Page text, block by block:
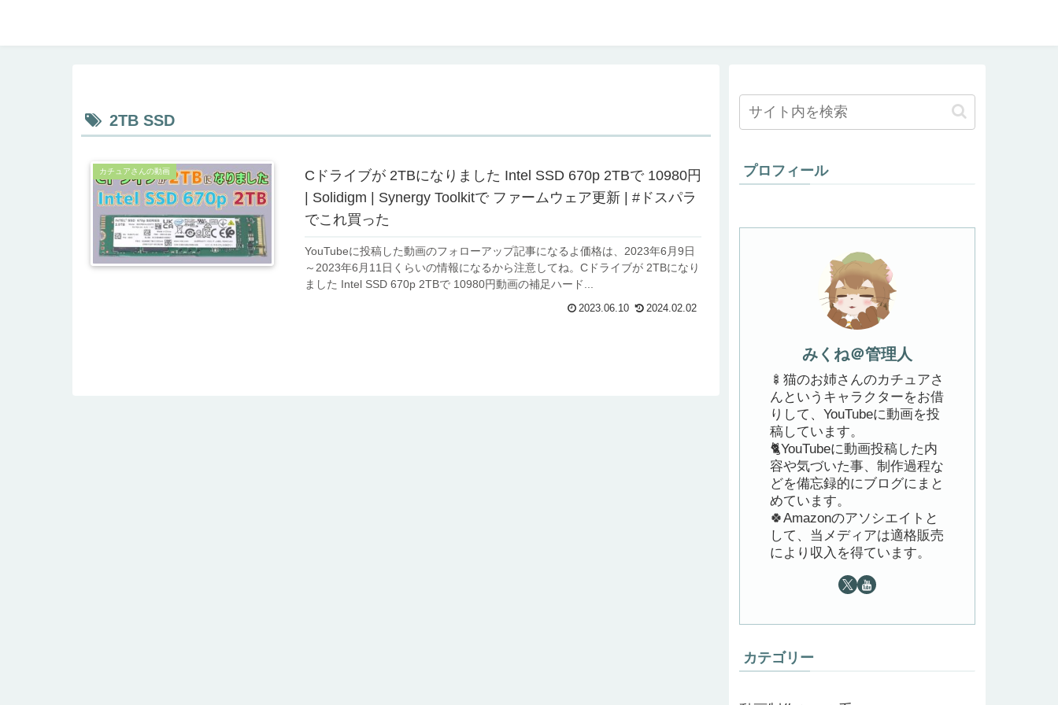
2TB SSD
カチュアさんの動画
Cドライブが 2TBになりました Intel SSD 670p 2TBで 10980円
| Solidigm | Synergy Toolkitで ファームウェア更新 | #ドスパラ
でこれ買った
YouTubeに投稿した動画のフォローアップ記事になるよ価格は、2023年6月9日
～2023年6月11日くらいの情報になるから注意してね。Cドライブが 2TBになり
ました Intel SSD 670p 2TBで 10980円動画の補足ハード...
2023.06.10 2024.02.02
プロフィール
みくね＠管理人
🍢猫のお姉さんのカチュアさ
んというキャラクターをお借
りして、YouTubeに動画を投
稿しています。
🐈YouTubeに動画投稿した内
容や気づいた事、制作過程な
どを備忘録的にブログにまと
めています。
🍀Amazonのアソシエイトと
して、当メディアは適格販売
により収入を得ています。
カテゴリー